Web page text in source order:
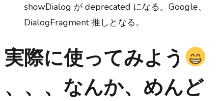
showDialog が deprecated になる。Google、
DialogFragment 推しとなる。
実際に使ってみよう
、、、なんか、めんど